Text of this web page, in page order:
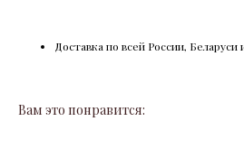
Доставка по всей России, Беларуси
Вам это понравится: